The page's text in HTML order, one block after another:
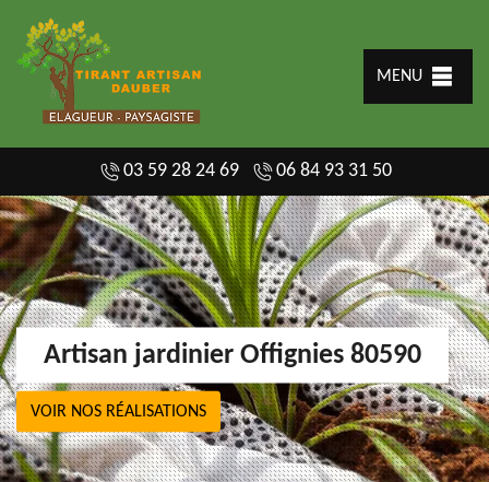
MENU
03 59 28 24 69 06 84 93 31 50
Artisan jardinier Offignies 80590
VOIR NOS RÉALISATIONS